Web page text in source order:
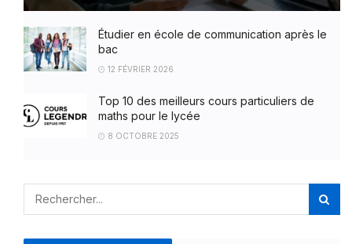
Étudier en école de communication après le
bac
12 FÉVRIER 2026
Top 10 des meilleurs cours particuliers de
maths pour le lycée
8 OCTOBRE 2025